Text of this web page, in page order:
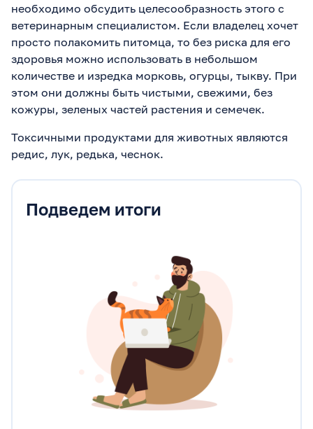
необходимо обсудить целесообразность этого с
ветеринарным специалистом. Если владелец хочет
просто полакомить питомца, то без риска для его
здоровья можно использовать в небольшом
количестве и изредка морковь, огурцы, тыкву. При
этом они должны быть чистыми, свежими, без
кожуры, зеленых частей растения и семечек.
Токсичными продуктами для животных являются
редис, лук, редька, чеснок.
Подведем итоги